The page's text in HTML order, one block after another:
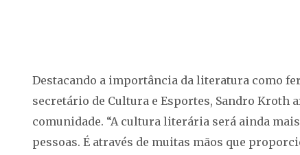
Destacando a importância da literatura como
secretário de Cultura e Esportes, Sandro Kroth
comunidade. “A cultura literária será ainda
pessoas. É através de muitas mãos que